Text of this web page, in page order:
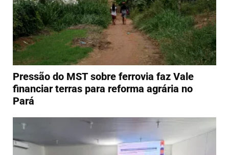
Pressão do MST sobre ferrovia faz Vale
financiar terras para reforma agrária no
Pará